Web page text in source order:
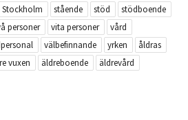
Stockholm stående stöd
stödboende
personer vita personer
vård
välbefinnande yrken
åldras
vuxen äldreboende
äldrevård